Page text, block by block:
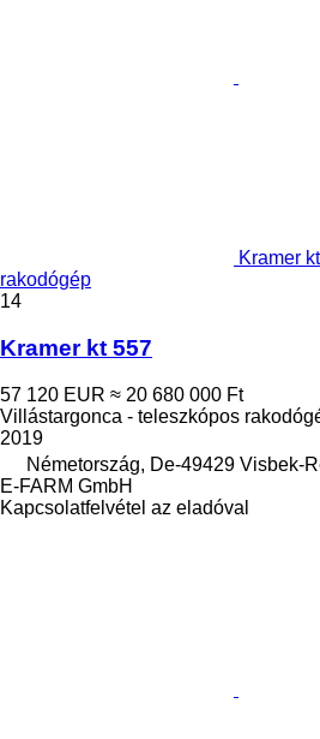
Kramer
rakodógép
14
Kramer kt 557
57 120 EUR ≈ 20 680 000 Ft
Villástargonca - teleszkópos
2019
Németország, De-49429 Visbek-
E-FARM GmbH
Kapcsolatfelvétel az eladóval